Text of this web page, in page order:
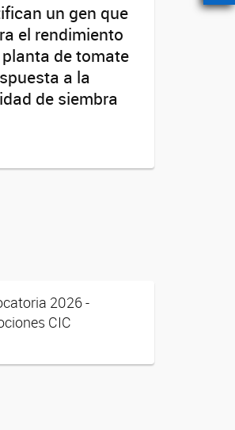
un gen que
el rendimiento
de tomate
a la
de siembra
2026 -
CIC